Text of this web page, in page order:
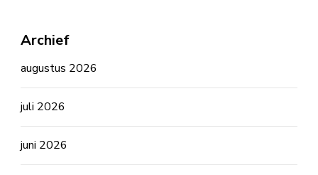
Archief
augustus 2026
juli 2026
juni 2026